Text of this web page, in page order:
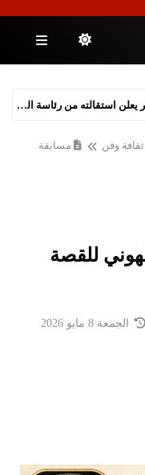
ستارمر يعلن استقالته من رئاسة الحكومة البريطانية
ثقافة وفن
مسابقة
للقصة
الجمعة 8 مايو 2026